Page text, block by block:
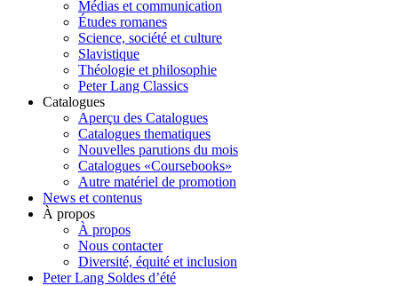
Médias et communication
Études romanes
Science, société et culture
Slavistique
Théologie et philosophie
Peter Lang Classics
Catalogues
Aperçu des Catalogues
Catalogues thematiques
Nouvelles parutions du mois
Catalogues «Coursebooks»
Autre matériel de promotion
News et contenus
À propos
À propos
Nous contacter
Diversité, équité et inclusion
Peter Lang Soldes d’été